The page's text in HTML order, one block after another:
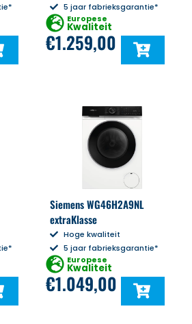
5 jaar fabrieksgarantie*
Europese
Kwaliteit
€1.259,00
Siemens WG46H2A9NL
extraKlasse
Hoge kwaliteit
5 jaar fabrieksgarantie*
Europese
Kwaliteit
€1.049,00